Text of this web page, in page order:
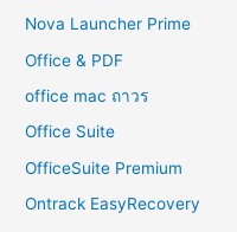
Nova Launcher Prime
Office & PDF
office mac ถาวร
Office Suite
OfficeSuite Premium
Ontrack EasyRecovery